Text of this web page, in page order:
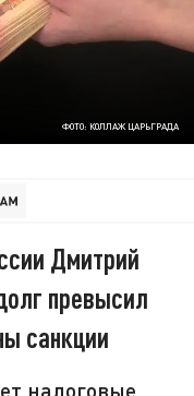
ФОТО: КОЛЛАЖ ЦАРЬГРАДА
Дмитрий
превысил
санкции
налоговые